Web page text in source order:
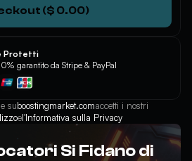
($ 0.00)
Protetti
garantito da Stripe & PayPal
suboostingmarket.comaccetti i nostri
el'Informativa sulla Privacy
Si Fidano di